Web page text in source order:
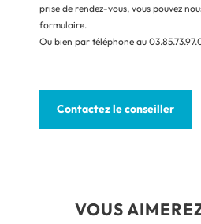
prise de rendez-vous, vous pouvez
formulaire.
Ou bien par téléphone au
Contactez le conseiller
VOUS